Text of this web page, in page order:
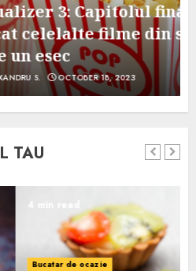
final, mai slab
din serie, dar
18, 2023
TAU